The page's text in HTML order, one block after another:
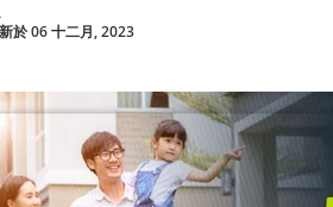
於 06 十二月, 2023